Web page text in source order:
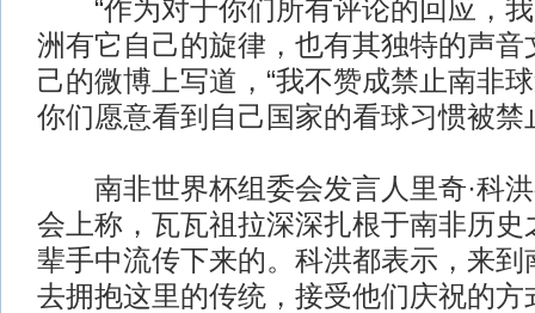
“作为对于你们所有评论的回应，我
洲有它自己的旋律，也有其独特的声音
己的微博上写道，“我不赞成禁止南非
你们愿意看到自己国家的看球习惯被禁
南非世界杯组委会发言人里奇·科洪
会上称，瓦瓦祖拉深深扎根于南非历史
辈手中流传下来的。科洪都表示，来到
去拥抱这里的传统，接受他们庆祝的方